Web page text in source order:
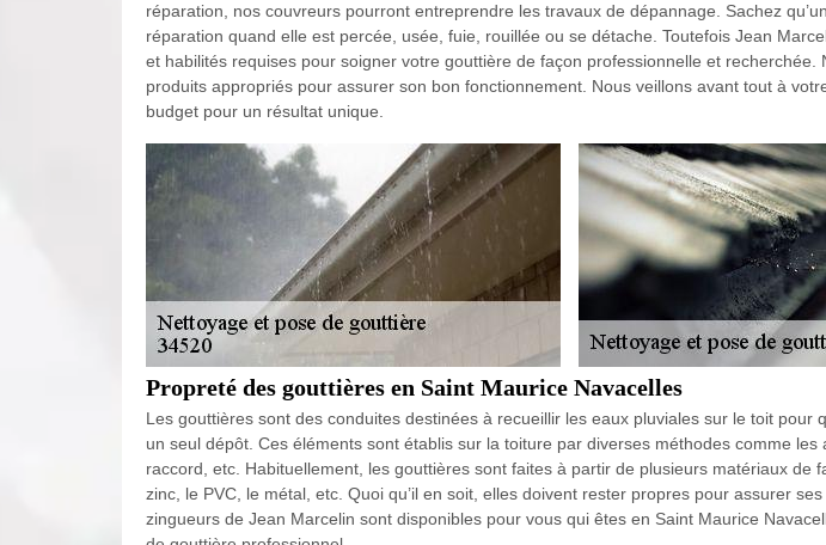
réparation, nos couvreurs pourront entreprendre les travaux de dépannage. Sachez
réparation quand elle est percée, usée, fuie, rouillée ou se détache. Toutefois Jean
et habilités requises pour soigner votre gouttière de façon professionnelle et recherchée.
produits appropriés pour assurer son bon fonctionnement. Nous veillons avant tout à
budget pour un résultat unique.
Propreté des gouttières en Saint Maurice Navacelles
Les gouttières sont des conduites destinées à recueillir les eaux pluviales sur le toit pour
un seul dépôt. Ces éléments sont établis sur la toiture par diverses méthodes comme les
raccord, etc. Habituellement, les gouttières sont faites à partir de plusieurs matériaux de
zinc, le PVC, le métal, etc. Quoi qu’il en soit, elles doivent rester propres pour assurer
zingueurs de Jean Marcelin sont disponibles pour vous qui êtes en Saint Maurice